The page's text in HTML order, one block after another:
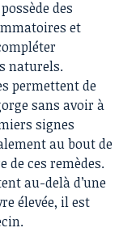
des
et
naturels.
permettent de
sans avoir à
signes
au bout de
de ces remèdes.
au-delà d’une
élevée, il est